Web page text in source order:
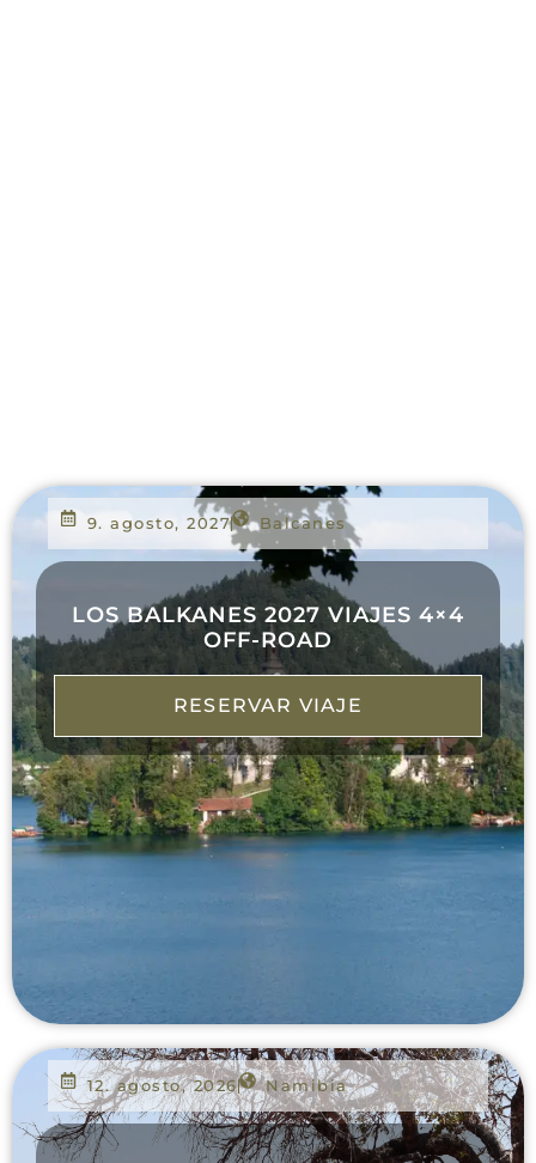
9. agosto, 2027 Balcanes
LOS BALKANES 2027 VIAJES 4×4
OFF-ROAD
RESERVAR VIAJE
12. agosto, 2026 Namibia